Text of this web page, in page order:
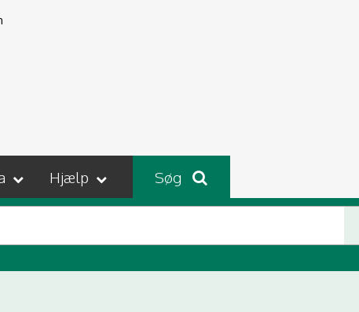
Hjælp Søg